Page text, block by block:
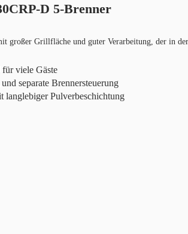
D 5-Brenner
großer Grillfläche und guter Verarbeitung, der in
viele Gäste
separate Brennersteuerung
langlebiger Pulverbeschichtung